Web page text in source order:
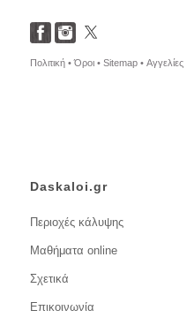
Πολιτική •Όροι • Sitemap • Αγγελίες
Daskaloi.gr
Περιοχές κάλυψης
Μαθήματα online
Σχετικά
Επικοινωνία